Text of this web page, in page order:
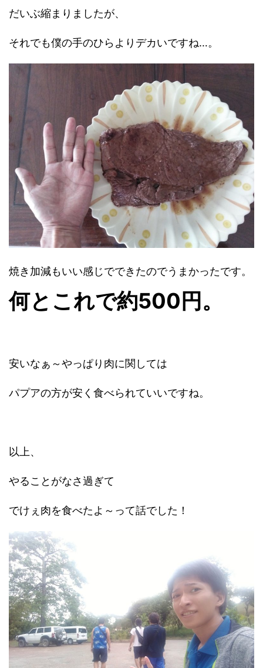
だいぶ縮まりましたが、
それでも僕の手のひらよりデカいですね…。
焼き加減もいい感じでできたのでうまかったです。
何とこれで約500円。
安いなぁ～やっぱり肉に関しては
パプアの方が安く食べられていいですね。
以上、
やることがなさ過ぎて
でけぇ肉を食べたよ～って話でした！